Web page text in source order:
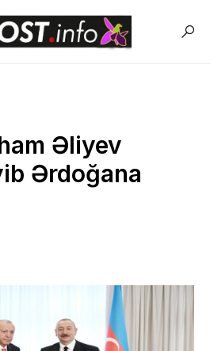
Əliyev
Ərdoğana